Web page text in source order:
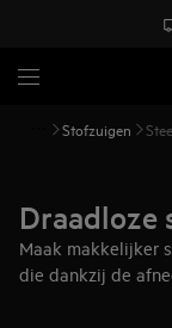
Stofzuigen
Draadloze
Maak makkelijker
die dankzij de